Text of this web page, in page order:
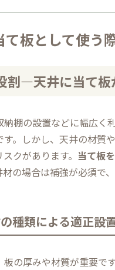
板として使う
割―天井に当て
棚の設置などに幅広
。しかし、天井の材
クがあります。 当て板
の場合は補強が必須
種類による適正設
の厚みや材質が重要で